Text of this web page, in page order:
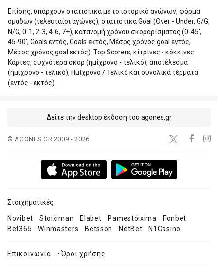
Επίσης, υπάρχουν στατιστικά με το ιστορικό αγώνων, φόρμα
ομάδων (τελευταίοι αγώνες), στατιστικά Goal (Over - Under, G/G,
N/G, 0-1, 2-3, 4-6, 7+), κατανομή χρόνου σκοραρίσματος (0-45',
45-90', Goals εντός, Goals εκτός, Μέσος χρόνος goal εντός,
Μέσος χρόνος goal εκτός), Top Scorers, κίτρινες - κόκκινες
Κάρτες, συχνότερα σκορ (ημίχρονο - τελικό), αποτέλεσμα
(ημίχρονο - τελικό), Ημίχρονο / Τελικό και συνολικά τέρματα
(εντός - εκτός).
Δείτε την desktop έκδοση του agones.gr
© AGONES.GR 2009 - 2026
Στοιχηματικές
Novibet Stoiximan Elabet Pamestoixima
Fonbet
Bet365
Winmasters Betsson NetBet N1Casino
Επικοινωνία •Όροι χρήσης